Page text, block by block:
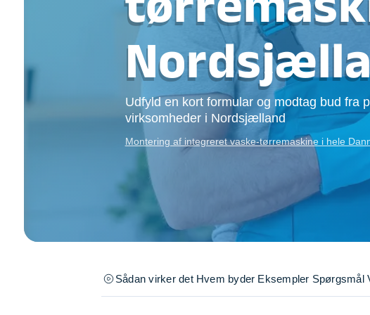
Opsætning af skillevæg
Tømrer
Tunge løft
Underholdning
Se alle...
Udfyld en kort formular og modtag bud fra
virksomheder i Nordsjælland
Montering af integreret vaske-tørremaskine i hele
Sådan virker det Hvem byder Eksempler Spørgsmål